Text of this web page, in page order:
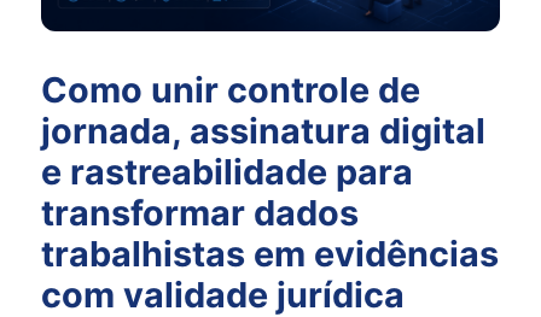
Como unir controle de
jornada, assinatura digital
e rastreabilidade para
transformar dados
trabalhistas em evidências
com validade jurídica